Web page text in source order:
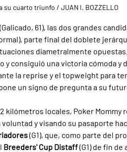
su cuarto triunfo / JUAN I. BOZZELLO
(Galicado, 61), las dos grandes
parte final del doblete
diametralmente opuestas.
consiguió una victoria cómoda y
la reprise y el topweight para
un signo de pregunta a su
kilómetros locales, Poker Mommy
y visando su pasaporte
(G1), que, como parte del
Breeders' Cup Distaff (G1) de fin de